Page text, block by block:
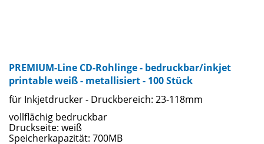
PREMIUM-Line CD-Rohlinge - bedruckbar/inkjet
printable weiß - metallisiert - 100 Stück
für Inkjetdrucker - Druckbereich: 23-118mm
vollflächig bedruckbar
Druckseite: weiß
Speicherkapazität: 700MB